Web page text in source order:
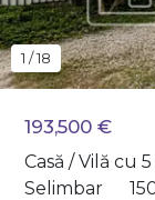
193,500 €
Casă / Vilă cu
Selimbar
1 /18